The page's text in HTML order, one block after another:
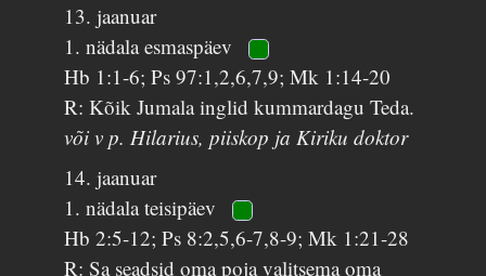
13. jaanuar
1. nädala esmaspäev
Hb 1:1-6; Ps 97:1,2,6,7,9; Mk 1:14-20
R: Kõik Jumala inglid kummardagu Teda.
või v p. Hilarius, piiskop ja Kiriku doktor
14. jaanuar
1. nädala teisipäev
Hb 2:5-12; Ps 8:2,5,6-7,8-9; Mk 1:21-28
R: Sa seadsid oma poja valitsema oma